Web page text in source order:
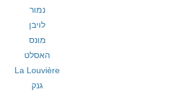
נמור
לויבן
מונס
האסלט
La Louvière
גנק